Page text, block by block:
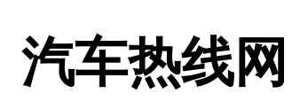
汽车热线网